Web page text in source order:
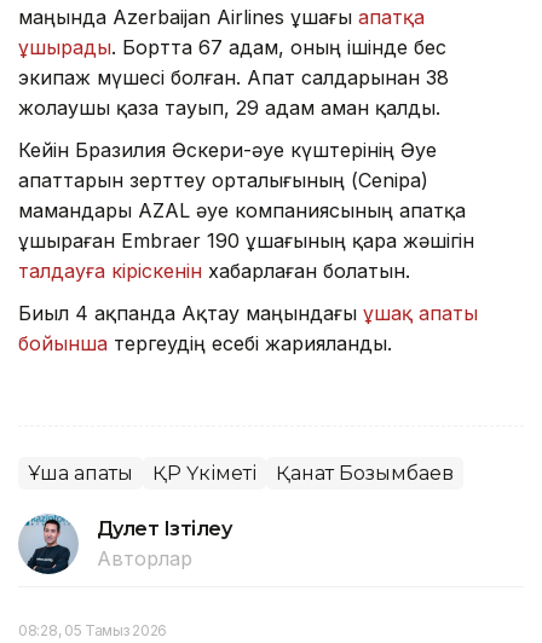
маңында Azerbaijan Airlines ұшағы апатқа
ұшырады. Бортта 67 адам, оның ішінде бес
экипаж мүшесі болған. Апат салдарынан 38
жолаушы қаза тауып, 29 адам аман қалды.
Кейін Бразилия Әскери-әуе күштерінің Әуе
апаттарын зерттеу орталығының (Cenipa)
мамандары AZAL әуе компаниясының апатқа
ұшыраған Embraer 190 ұшағының қара жәшігін
талдауға кіріскенін хабарлаған болатын.
Биыл 4 ақпанда Ақтау маңындағы ұшақ апаты
бойынша тергеудің есебі жарияланды.
Ұшақ апаты ҚР Үкіметі Қанат Бозымбаев
Дәулет Ізтілеу
Авторлар
08:28, 05 Тамыз 2026